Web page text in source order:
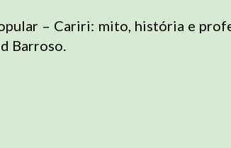
– Cariri: mito, história e
Barroso.